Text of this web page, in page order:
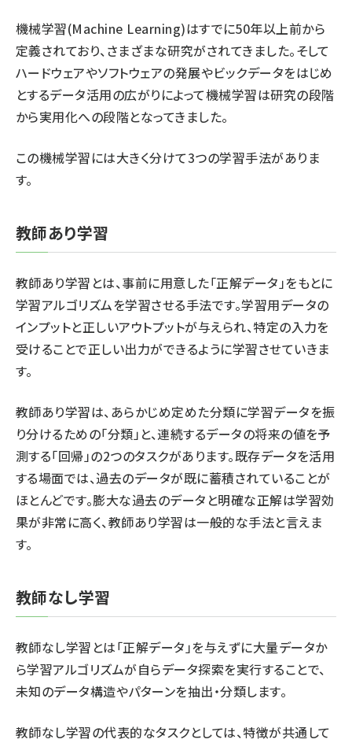
機械学習(Machine Learning)はすでに50年以上前から
定義されており、さまざまな研究がされてきました。そして
ハードウェアやソフトウェアの発展やビックデータをはじめ
とするデータ活用の広がりによって機械学習は研究の段階
から実用化への段階となってきました。
この機械学習には大きく分けて3つの学習手法がありま
す。
教師あり学習
教師あり学習とは、事前に用意した「正解データ」をもとに
学習アルゴリズムを学習させる手法です。学習用データの
インプットと正しいアウトプットが与えられ、特定の入力を
受けることで正しい出力ができるように学習させていきま
す。
教師あり学習は、あらかじめ定めた分類に学習データを振
り分けるための「分類」と、連続するデータの将来の値を予
測する「回帰」の2つのタスクがあります。既存データを活用
する場面では、過去のデータが既に蓄積されていることが
ほとんどです。膨大な過去のデータと明確な正解は学習効
果が非常に高く、教師あり学習は一般的な手法と言えま
す。
教師なし学習
教師なし学習とは「正解データ」を与えずに大量データか
ら学習アルゴリズムが自らデータ探索を実行することで、
未知のデータ構造やパターンを抽出・分類します。
教師なし学習の代表的なタスクとしては、特徴が共通して